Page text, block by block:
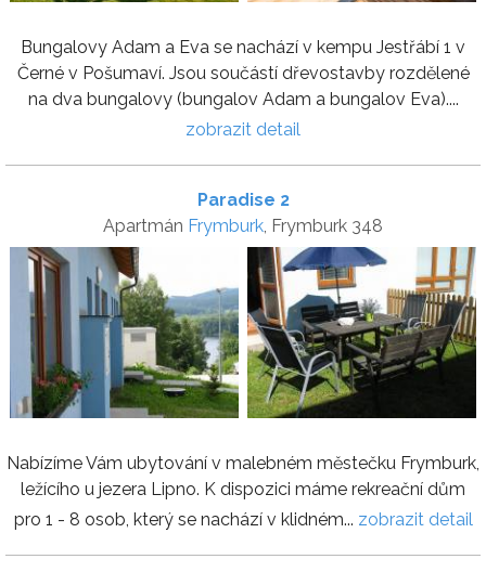
Bungalovy Adam a Eva se nachází v kempu Jestřábí 1 v
Černé v Pošumaví. Jsou součástí dřevostavby rozdělené
na dva bungalovy (bungalov Adam a bungalov Eva)....
zobrazit detail
Paradise 2
Apartmán Frymburk, Frymburk 348
Nabízíme Vám ubytování v malebném městečku Frymburk,
ležícího u jezera Lipno. K dispozici máme rekreační dům
pro 1 - 8 osob, který se nachází v klidném... zobrazit detail